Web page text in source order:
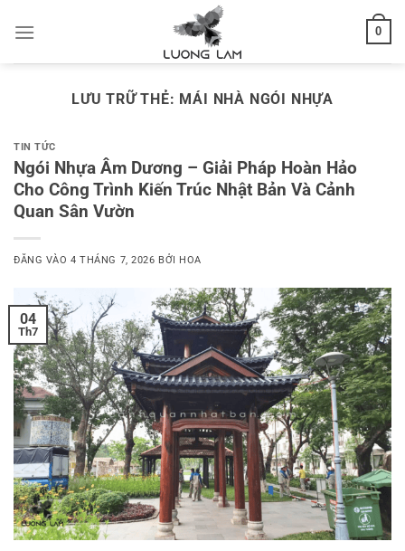
qua
0
LƯU TRỮ THẺ: MÁI NHÀ NGÓI NHỰA
TIN TỨC
Ngói Nhựa Âm Dương – Giải Pháp Hoàn Hảo
Cho Công Trình Kiến Trúc Nhật Bản Và Cảnh
Quan Sân Vườn
ĐĂNG VÀO4 THÁNG 7, 2026 BỞI HOA
04
Th7